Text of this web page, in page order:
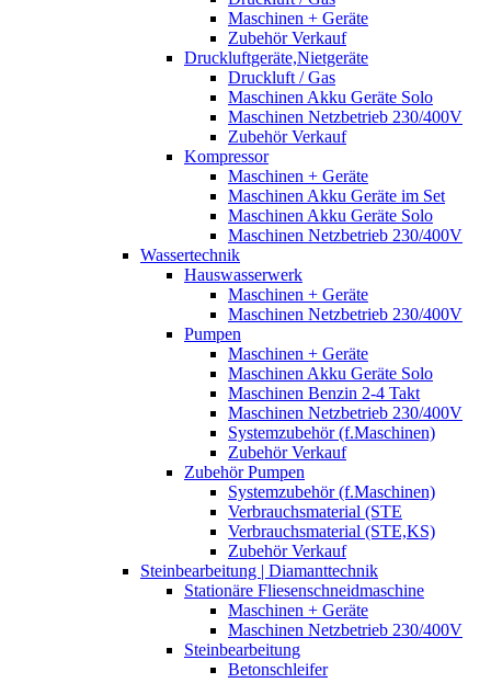
Maschinen + Geräte
Zubehör Verkauf
Druckluftgeräte,Nietgeräte
Druckluft / Gas
Maschinen Akku Geräte Solo
Maschinen Netzbetrieb 230/400V
Zubehör Verkauf
Kompressor
Maschinen + Geräte
Maschinen Akku Geräte im Set
Maschinen Akku Geräte Solo
Maschinen Netzbetrieb 230/400V
Wassertechnik
Hauswasserwerk
Maschinen + Geräte
Maschinen Netzbetrieb 230/400V
Pumpen
Maschinen + Geräte
Maschinen Akku Geräte Solo
Maschinen Benzin 2-4 Takt
Maschinen Netzbetrieb 230/400V
Systemzubehör (f.Maschinen)
Zubehör Verkauf
Zubehör Pumpen
Systemzubehör (f.Maschinen)
Verbrauchsmaterial (STE
Verbrauchsmaterial (STE,KS)
Zubehör Verkauf
Steinbearbeitung | Diamanttechnik
Stationäre Fliesenschneidmaschine
Maschinen + Geräte
Maschinen Netzbetrieb 230/400V
Steinbearbeitung
Betonschleifer